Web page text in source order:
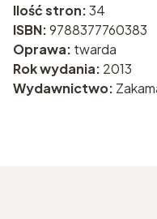
Ilość stron:34
ISBN:9788377760383
Oprawa: twarda
Rok wydania: 2013
Wydawnictwo: